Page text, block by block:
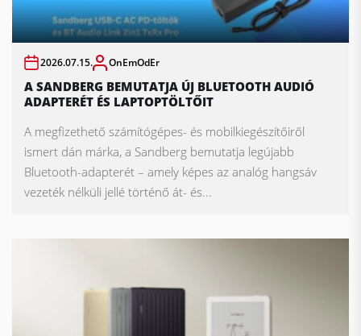
2026.07.15. OnEmOdEr
A SANDBERG BEMUTATJA ÚJ BLUETOOTH AUDIÓ
ADAPTERÉT ÉS LAPTOPTÖLTŐIT
A megfizethető számítógépes- és mobilkiegészítőiről
ismert dán márka, a Sandberg bemutatja legújabb
Bluetooth-adapterét – amely képes az analóg hangsáv
vezeték nélküli jellé történő át- és...